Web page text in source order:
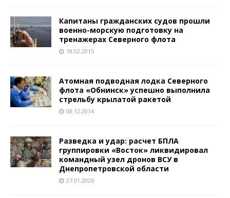
Капитаны гражданских судов прошли
военно-морскую подготовку на
тренажерах Северного флота
18.02.2015
Атомная подводная лодка Северного
флота «Обнинск» успешно выполнила
стрельбу крылатой ракетой
08.12.2014
Разведка и удар: расчет БПЛА
группировки «Восток» ликвидировал
командный узел дронов ВСУ в
Днепропетровской области
27.01.2026